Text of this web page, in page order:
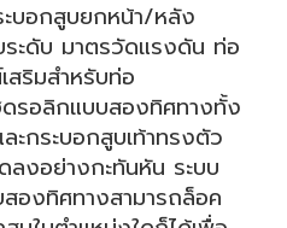
บอกสูบยกหน้า/หลัง
ระดับ มาตรวัดแรงดัน ท่อ
ริมสำหรับท่อ
รอลิกแบบสองทิศทางทั้ง
ะกระบอกสูบเท้าทรงตัว
ลงอย่างกะทันหัน ระบบ
องทิศทางสามารถล็อค